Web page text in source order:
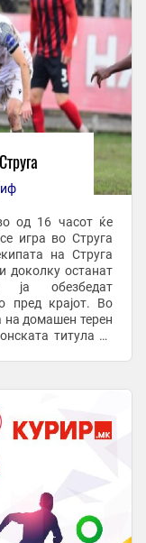
од 16 часот ќе
игра во Струга
на Струга
доколку останат
ја обезбедат
пред крајот. Во
на домашен терен
титула ќе